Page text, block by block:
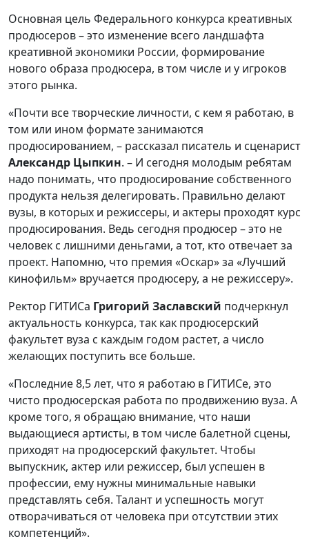
Основная цель Федерального конкурса креативных
продюсеров – это изменение всего ландшафта
креативной экономики России, формирование
нового образа продюсера, в том числе и у игроков
этого рынка.
«Почти все творческие личности, с кем я работаю, в
том или ином формате занимаются
продюсированием, – рассказал писатель и сценарист
Александр Цыпкин. – И сегодня молодым ребятам
надо понимать, что продюсирование собственного
продукта нельзя делегировать. Правильно делают
вузы, в которых и режиссеры, и актеры проходят курс
продюсирования. Ведь сегодня продюсер – это не
человек с лишними деньгами, а тот, кто отвечает за
проект. Напомню, что премия «Оскар» за «Лучший
кинофильм» вручается продюсеру, а не режиссеру».
Ректор ГИТИСа Григорий Заславский подчеркнул
актуальность конкурса, так как продюсерский
факультет вуза с каждым годом растет, а число
желающих поступить все больше.
«Последние 8,5 лет, что я работаю в ГИТИСе, это
чисто продюсерская работа по продвижению вуза. А
кроме того, я обращаю внимание, что наши
выдающиеся артисты, в том числе балетной сцены,
приходят на продюсерский факультет. Чтобы
выпускник, актер или режиссер, был успешен в
профессии, ему нужны минимальные навыки
представлять себя. Талант и успешность могут
отворачиваться от человека при отсутствии этих
компетенций».